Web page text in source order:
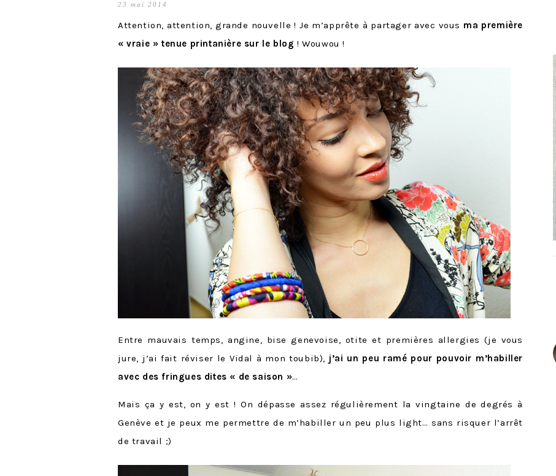
23 mai 2014
Attention, attention, grande nouvelle ! Je m’apprête à partager avec vous ma première
« vraie » tenue printanière sur le blog ! Wouwou !
Entre mauvais temps, angine, bise genevoise, otite et premières allergies (je vous
jure, j’ai fait réviser le Vidal à mon toubib), j’ai un peu ramé pour pouvoir m’habiller
avec des fringues dites « de saison »…
Mais ça y est, on y est ! On dépasse assez régulièrement la vingtaine de degrés à
Genève et je peux me permettre de m’habiller un peu plus light… sans risquer l’arrêt
de travail ;)